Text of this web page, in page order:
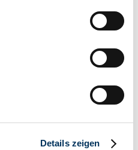
geografische Lage
identifizieren
Ihre persönlichen Daten
Details zeigen